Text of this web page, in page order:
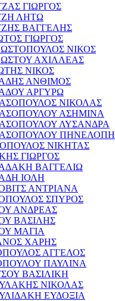
ΓΙΩΡΓΟΣ
ΛΗΤΩ
ΒΑΓΓΕΛΗΣ
ΓΙΩΡΓΟΣ
ΝΙΚΟΣ
ΑΧΙΛΛΕΑΣ
ΝΙΚΟΣ
ΑΝΘΙΜΟΣ
ΑΡΓΥΡΩ
ΝΙΚΟΛΑΣ
ΑΣΗΜΙΝΑ
ΛΥΣΑΝΔΡΑ
ΠΗΝΕΛΟΠΗ
ΝΙΚΗΤΑΣ
ΓΙΩΡΓΟΣ
ΒΑΓΓΕΛΙΩ
ΙΟΛΗ
ΑΝΤΡΙΑΝΑ
ΣΠΥΡΟΣ
ΑΝΔΡΕΑΣ
ΒΑΣΙΛΗΣ
ΜΑΓΙΑ
ΧΑΡΗΣ
ΑΓΓΕΛΟΣ
ΠΑΥΛΙΝΑ
ΒΑΣΙΛΙΚΗ
ΝΙΚΟΛΑΣ
ΕΥΔΟΞΙΑ